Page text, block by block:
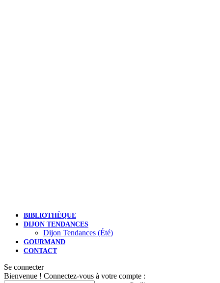
BIBLIOTHÈQUE
DIJON TENDANCES
Dijon Tendances (Été)
GOURMAND
CONTACT
Se connecter
Bienvenue ! Connectez-vous à votre compte :